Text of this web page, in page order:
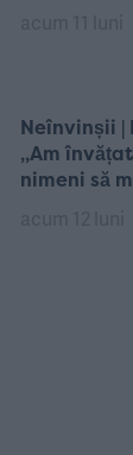
Neînvinșii |
„Am
nimeni să